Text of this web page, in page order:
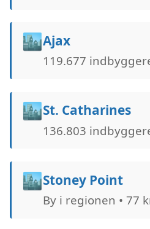
🏙️Ajax
119.677
🏙️St. Catharines
136.803
🏙️Stoney Point
By i regionen • 77